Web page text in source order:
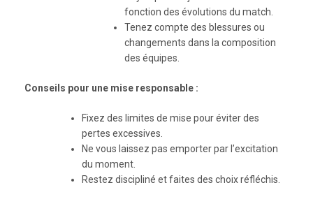
fonction des évolutions du match.
Tenez compte des blessures ou
changements dans la composition
des équipes.
Conseils pour une mise responsable :
Fixez des limites de mise pour éviter des
pertes excessives.
Ne vous laissez pas emporter par l’excitation
du moment.
Restez discipliné et faites des choix réfléchis.